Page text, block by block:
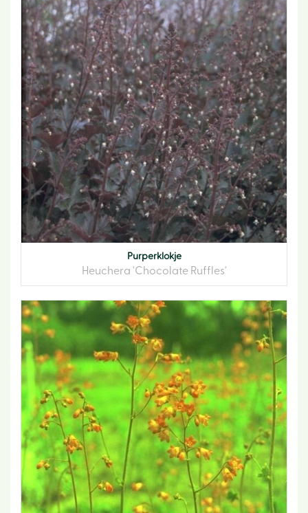
Purperklokje
Heuchera 'Chocolate Ruffles'